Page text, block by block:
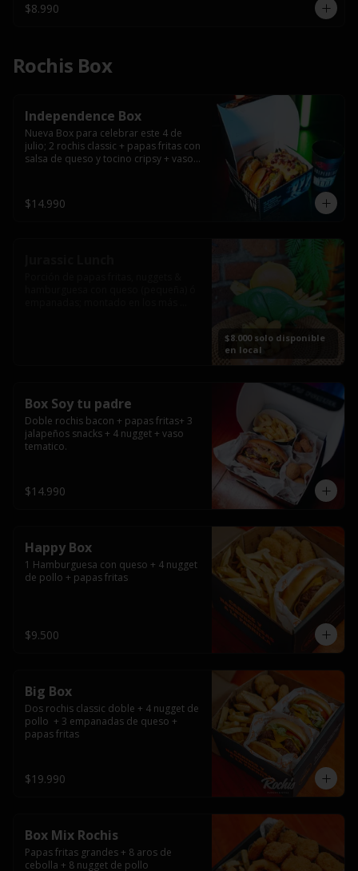
$8.990
Rochis Box
Independence Box
Nueva Box para celebrar este 4 de
julio; 2 rochis classic + papas fritas con
salsa de queso y tocino cripsy + vaso
$14.990
$8.000 solo disponible
en local
Box Soy tu padre
Doble rochis bacon + papas fritas+ 3
jalapeños snacks + 4 nugget + vaso
tematico.
$14.990
Happy Box
1 Hamburguesa con queso + 4 nugget
de pollo + papas fritas
$9.500
Big Box
Dos rochis classic doble + 4 nugget de
pollo  + 3 empanadas de queso +
papas fritas
$19.990
Box Mix Rochis
Papas fritas grandes + 8 aros de
cebolla + 8 nugget de pollo